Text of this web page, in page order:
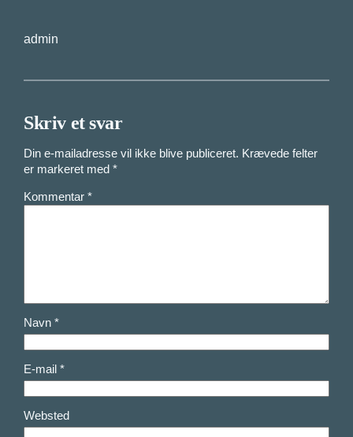
admin
Skriv et svar
Din e-mailadresse vil ikke blive publiceret. Krævede felter
er markeret med*
Kommentar*
Navn*
E-mail*
Websted